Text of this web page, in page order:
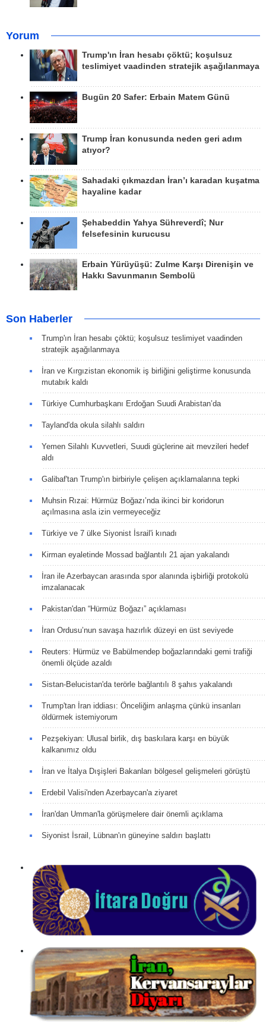
Yorum
Trump'ın İran hesabı çöktü; koşulsuz
teslimiyet vaadinden stratejik aşağılanmaya
Bugün 20 Safer: Erbain Matem Günü
Trump İran konusunda neden geri adım
atıyor?
Sahadaki çıkmazdan İran’ı karadan kuşatma
hayaline kadar
Şehabeddin Yahya Sühreverdî; Nur
felsefesinin kurucusu
Erbain Yürüyüşü: Zulme Karşı Direnişin ve
Hakkı Savunmanın Sembolü
Son Haberler
Trump'ın İran hesabı çöktü; koşulsuz teslimiyet vaadinden
stratejik aşağılanmaya
İran ve Kırgızistan ekonomik iş birliğini geliştirme konusunda
mutabık kaldı
Türkiye Cumhurbaşkanı Erdoğan Suudi Arabistan’da
Tayland'da okula silahlı saldırı
Yemen Silahlı Kuvvetleri, Suudi güçlerine ait mevzileri hedef
aldı
Galibaf'tan Trump'ın birbiriyle çelişen açıklamalarına tepki
Muhsin Rızai: Hürmüz Boğazı’nda ikinci bir koridorun
açılmasına asla izin vermeyeceğiz
Türkiye ve 7 ülke Siyonist İsrail'i kınadı
Kirman eyaletinde Mossad bağlantılı 21 ajan yakalandı
İran ile Azerbaycan arasında spor alanında işbirliği protokolü
imzalanacak
Pakistan'dan “Hürmüz Boğazı” açıklaması
İran Ordusu’nun savaşa hazırlık düzeyi en üst seviyede
Reuters: Hürmüz ve Babülmendep boğazlarındaki gemi trafiği
önemli ölçüde azaldı
Sistan-Belucistan'da terörle bağlantılı 8 şahıs yakalandı
Trump'tan İran iddiası: Önceliğim anlaşma çünkü insanları
öldürmek istemiyorum
Pezşekiyan: Ulusal birlik, dış baskılara karşı en büyük
kalkanımız oldu
İran ve İtalya Dışişleri Bakanları bölgesel gelişmeleri görüştü
Erdebil Valisi'nden Azerbaycan'a ziyaret
İran'dan Umman'la görüşmelere dair önemli açıklama
Siyonist İsrail, Lübnan'ın güneyine saldırı başlattı